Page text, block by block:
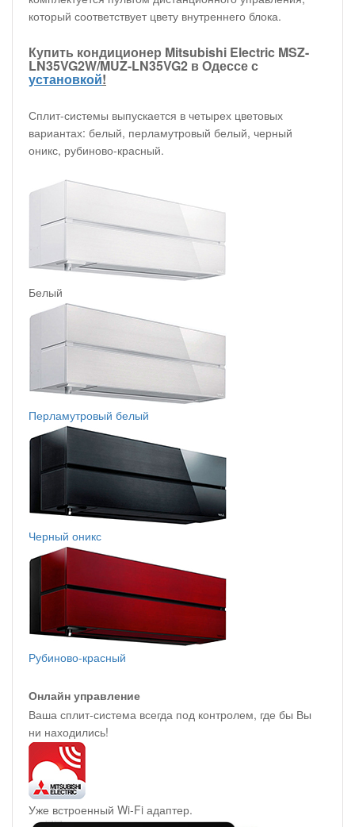
который соответствует цвету внутреннего блока.
Купить кондиционер Mitsubishi Electric MSZ-
LN35VG2W/MUZ-LN35VG2 в Одессе с
установкой!
Сплит-системы выпускается в четырех цветовых
вариантах: белый, перламутровый белый, черный
оникс, рубиново-красный.
Белый
Перламутровый белый
Черный оникс
Рубиново-красный
Онлайн управление
Ваша сплит-система всегда под контролем, где бы Вы
ни находились!
Уже встроенный Wi-Fi адаптер.